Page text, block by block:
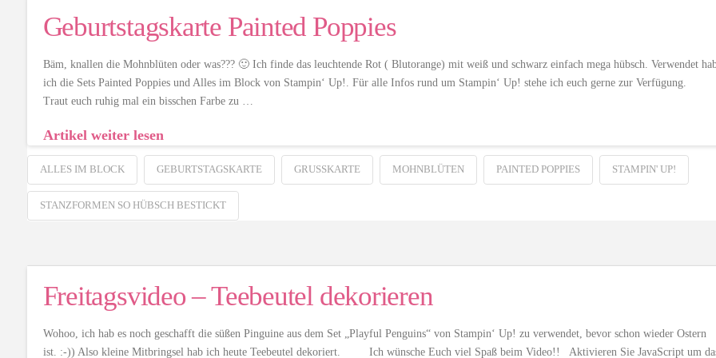
Geburtstagskarte Painted Poppies
Bäm, knallen die Mohnblüten oder was??? 🙂 Ich finde das leuchtende Rot ( Blutorange) mit weiß und schwarz einfach mega hübsch. Verwendet
ich die Sets Painted Poppies und Alles im Block von Stampin‘ Up!. Für alle Infos rund um Stampin‘ Up! stehe ich euch gerne zur Verfügung.
Traut euch ruhig mal ein bisschen Farbe zu …
Artikel weiter lesen
ALLES IM BLOCK GEBURTSTAGSKARTE GRUSSKARTE MOHNBLÜTEN PAINTED POPPIES STAMPIN' UP!
STANZFORMEN SO HÜBSCH BESTICKT
Freitagsvideo – Teebeutel dekorieren
Wohoo, ich hab es noch geschafft die süßen Pinguine aus dem Set „Playful Penguins“ von Stampin‘ Up! zu verwendet, bevor schon wieder Ostern
ist. :-)) Also kleine Mitbringsel hab ich heute Teebeutel dekoriert. Ich wünsche Euch viel Spaß beim Video!! Aktivieren Sie JavaScript um